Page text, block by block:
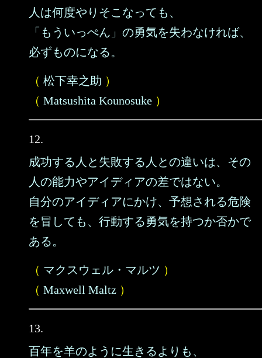
人は何度やりそこなっても、
「もういっぺん」の勇気を失わなければ、
必ずものになる。
（ 松下幸之助 ）
（ Matsushita Kounosuke ）
12.
成功する人と失敗する人との違いは、その
人の能力やアイディアの差ではない。
自分のアイディアにかけ、予想される危険
を冒しても、行動する勇気を持つか否かで
ある。
（ マクスウェル・マルツ ）
（ Maxwell Maltz ）
13.
百年を羊のように生きるよりも、